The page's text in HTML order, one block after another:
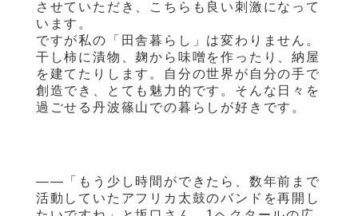
させていただき、こちらも良い刺激になって
います。
ですが私の「田舎暮らし」は変わりません。
干し柿に漬物、麹から味噌を作ったり、納屋
を建てたりします。自分の世界が自分の手で
創造でき、とても魅力的です。そんな日々を
過ごせる丹波篠山での暮らしが好きです。
——「もう少し時間ができたら、数年前まで
活動していたアフリカ太鼓のバンドを再開し